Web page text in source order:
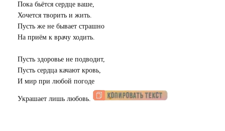
Пока бьётся сердце ваше,
Хочется творить и жить.
Пусть же не бывает страшно
На приём к врачу ходить.
Пусть здоровье не подводит,
Пусть сердца качают кровь,
И мир при любой погоде
Украшает лишь любовь.